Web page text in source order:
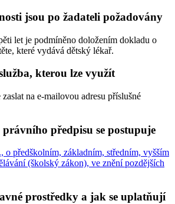
jsou po žadateli požadovány
let je podmíněno doložením dokladu o
které vydává dětský lékař.
kterou lze využít
na e-mailovou adresu příslušné
právního předpisu se postupuje
o předškolním, základním, středním, vyšším
(školský zákon), ve znění pozdějších
prostředky a jak se uplatňují